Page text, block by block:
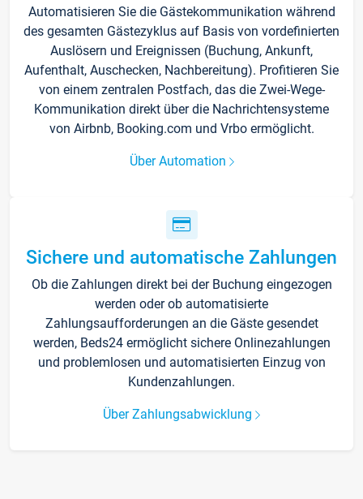
Automatisieren Sie die Gästekommunikation während
des gesamten Gästezyklus auf Basis von vordefinierten
Auslösern und Ereignissen (Buchung, Ankunft,
Aufenthalt, Auschecken, Nachbereitung). Profitieren Sie
von einem zentralen Postfach, das die Zwei-Wege-
Kommunikation direkt über die Nachrichtensysteme
von Airbnb, Booking.com und Vrbo ermöglicht.
Über Automation
Sichere und automatische Zahlungen
Ob die Zahlungen direkt bei der Buchung eingezogen
werden oder ob automatisierte
Zahlungsaufforderungen an die Gäste gesendet
werden, Beds24 ermöglicht sichere Onlinezahlungen
und problemlosen und automatisierten Einzug von
Kundenzahlungen.
Über Zahlungsabwicklung